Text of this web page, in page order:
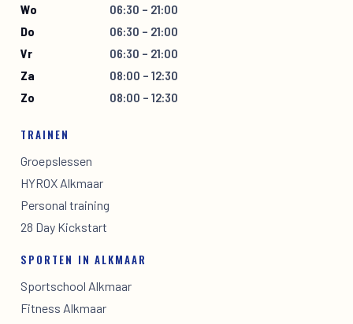
Wo
06:30 – 21:00
Do
06:30 – 21:00
Vr
06:30 – 21:00
Za
08:00 – 12:30
Zo
08:00 – 12:30
TRAINEN
Groepslessen
HYROX Alkmaar
Personal training
28 Day Kickstart
SPORTEN IN ALKMAAR
Sportschool Alkmaar
Fitness Alkmaar